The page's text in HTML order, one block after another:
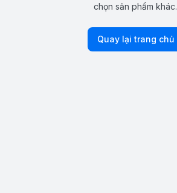
chọn sản phẩm khác.
Quay lại trang chủ